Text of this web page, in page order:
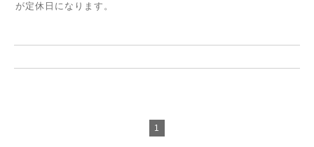
が定休日になります。
1